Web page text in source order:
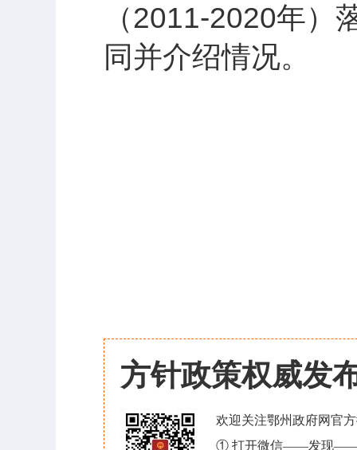
（2011-2020年
同并介绍情况。
方针政策权威发
欢迎关注鄂州政府网官
① 打开微信——发现——